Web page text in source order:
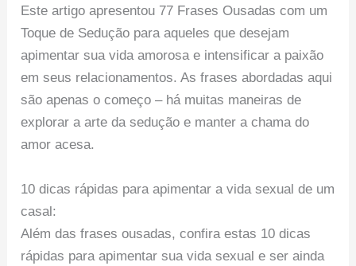
Este artigo apresentou 77 Frases Ousadas com um
Toque de Sedução para aqueles que desejam
apimentar sua vida amorosa e intensificar a paixão
em seus relacionamentos. As frases abordadas aqui
são apenas o começo – há muitas maneiras de
explorar a arte da sedução e manter a chama do
amor acesa.
10 dicas rápidas para apimentar a vida sexual de um
casal:
Além das frases ousadas, confira estas 10 dicas
rápidas para apimentar sua vida sexual e ser ainda